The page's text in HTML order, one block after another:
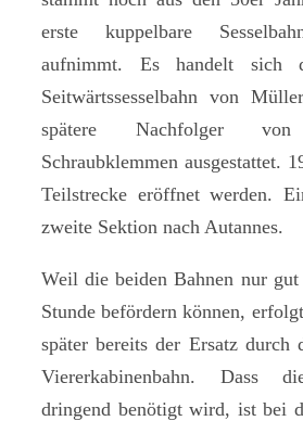
erste kuppelbare
aufnimmt. Es handelt sich
Seitwärtssesselbahn von
spätere Nachfolger
Schraubklemmen ausgestattet.
Teilstrecke eröffnet werden.
zweite Sektion nach Autannes.
Weil die beiden Bahnen nur gut
Stunde befördern können,
später bereits der Ersatz durch
Viererkabinenbahn. Dass
dringend benötigt wird, ist bei